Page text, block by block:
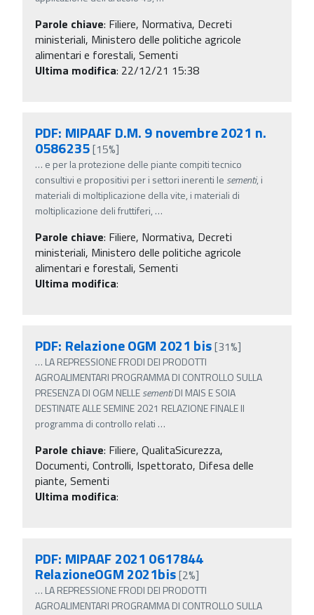
Parole chiave: Filiere, Normativa, Decreti
ministeriali, Ministero delle politiche agricole
alimentari e forestali, Sementi
Ultima modifica: 22/12/21 15:38
PDF: MIPAAF D.M. 9 novembre 2021 n.
0586235[15%]
… e per la protezione delle piante compiti tecnico
consultivi e propositivi per i settori inerenti le sementi, i
materiali di moltiplicazione della vite, i materiali di
moltiplicazione deli fruttiferi, …
Parole chiave: Filiere, Normativa, Decreti
ministeriali, Ministero delle politiche agricole
alimentari e forestali, Sementi
Ultima modifica:
PDF: Relazione OGM 2021 bis[31%]
… LA REPRESSIONE FRODI DEI PRODOTTI
AGROALIMENTARI PROGRAMMA DI CONTROLLO SULLA
PRESENZA DI OGM NELLEsementiDI MAIS E SOIA
DESTINATE ALLE SEMINE 2021 RELAZIONE FINALE Il
programma di controllo relati …
Parole chiave: Filiere, QualitaSicurezza,
Documenti, Controlli, Ispettorato, Difesa delle
piante, Sementi
Ultima modifica:
PDF: MIPAAF 2021 0617844
RelazioneOGM 2021bis[2%]
… LA REPRESSIONE FRODI DEI PRODOTTI
AGROALIMENTARI PROGRAMMA DI CONTROLLO SULLA